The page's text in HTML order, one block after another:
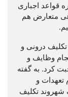
قواعد اجباری
متعارض هم
تکلیف درونی و
وظایف و
کرد. به گفته
تعهدات و
شهروند تکلیف